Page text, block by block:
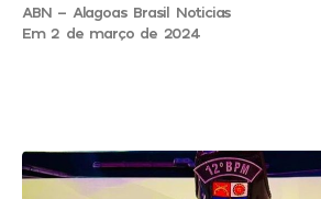
ABN - Alagoas Brasil Noticias
Em 2 de março de 2024